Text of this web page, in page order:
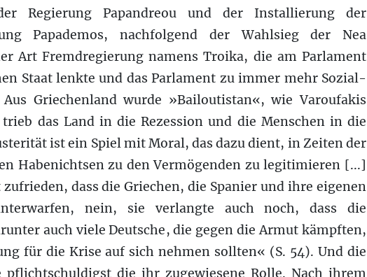
Regierung Papandreou und der Installierung der
Papademos, nachfolgend der Wahlsieg der Nea
Art Fremdregierung namens Troika, die am Parlament
Staat lenkte und das Parlament zu immer mehr Sozial-
Griechenland wurde »Bailoutistan«, wie Varoufakis
das Land in die Rezession und die Menschen in die
ist ein Spiel mit Moral, das dazu dient, in Zeiten der
Habenichtsen zu den Vermögenden zu legitimieren [...]
dass die Griechen, die Spanier und ihre eigenen
nein, sie verlangte auch noch, dass die
auch viele Deutsche, die gegen die Armut kämpften,
für die Krise auf sich nehmen sollten« (S. 54). Und die
pflichtschuldigst die ihr zugewiesene Rolle. Nach ihrem